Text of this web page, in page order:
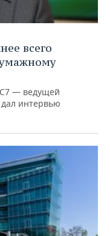
всего
— ведущей
интервью